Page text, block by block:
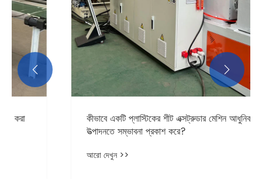
কীভাবে একটি প্লাস্টিকের শীট এক্সট্রুডার মেশিন আধুনিক
উত্পাদনতে সম্ভাবনা প্রকাশ করে?
 